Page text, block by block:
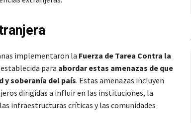
implementaron la Fuerza de Tarea Contra la
para abordar estas amenazas de que
soberanía del país. Estas amenazas incluyen
dirigidas a influir en las instituciones, la
infraestructuras críticas y las comunidades